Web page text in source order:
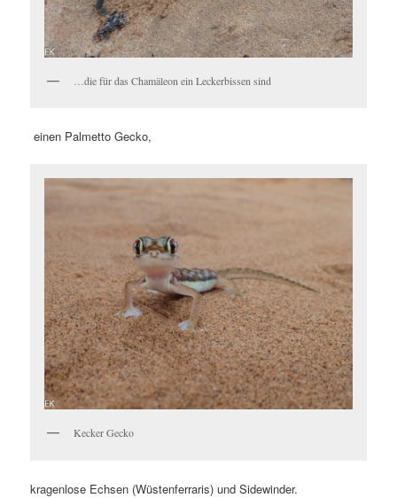
…die für das Chamäleon ein Leckerbissen sind
einen Palmetto Gecko,
Kecker Gecko
kragenlose Echsen (Wüstenferraris) und Sidewinder.